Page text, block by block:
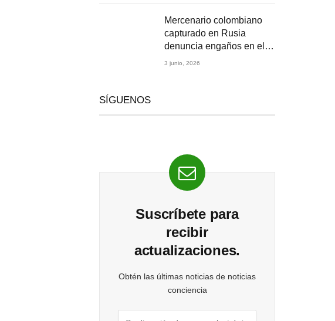
Mercenario colombiano
capturado en Rusia
denuncia engaños en el
reclutamiento para la
3 junio, 2026
SÍGUENOS
Suscríbete para
recibir
actualizaciones.
Obtén las últimas noticias de noticias
conciencia